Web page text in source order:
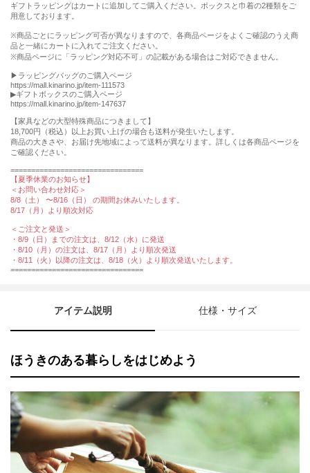
ギフトラッピングはカートに追加してご購入ください。ボックスと巾着の2種類をご
用意しております。
※商品ごとにラッピング可否が異なりますので、各商品ページをよくご確認のうえ商
品と一緒にカートに入れてご注文ください。
※商品ページに「ラッピング対応不可」の記載がある場合はご対応できません。
▶︎ラッピングバッグのご購入ページ
https://mall.kinarino.jp/item-111573
▶︎ギフトボックスのご購入ページ
https://mall.kinarino.jp/item-147637
【家具などの⼤型特殊商品につきまして】
18,700円（税込）以上お買い上げの場合も送料が発⽣いたします。
商品の⼤きさや、お届け先地域によって送料が異なります。詳しくは各商品ページを
ご確認ください。
================================
【夏季休業のお知らせ】
＜お問い合わせ対応＞
8/8（土） 〜8/16（日） の期間お休みいたします。
8/17（月）より順次対応
＜ご注文と発送＞
・8/9（日）までの注文は、8/12（水）に発送
・8/10（月）の注文は、8/17（月）より順次発送
・8/11（火）以降の注文は、8/18（火）より順次発送いたします。
================================
アイテム説明 仕様・サイズ
ほうきのある暮らしをはじめよう